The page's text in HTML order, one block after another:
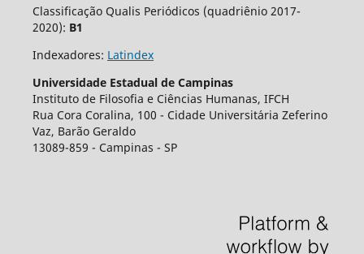
Classificação Qualis Periódicos (quadriênio 2017-
2020): B1
Indexadores: Latindex
Universidade Estadual de Campinas
Instituto de Filosofia e Ciências Humanas, IFCH
Rua Cora Coralina, 100 - Cidade Universit´aria Zeferino
Vaz, Barão Geraldo
13089-859 - Campinas - SP